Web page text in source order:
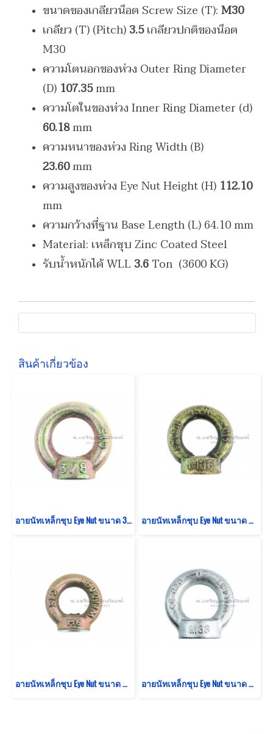
ขนาดของเกลียวน็อต Screw Size (T):M30
เกลียว (T) (Pitch)3.5เกลียวปกติของน็อต
M30
ความโตนอกของห่วง Outer Ring Diameter
(D) 107.35mm
ความโตในของห่วง Inner Ring Diameter (d)
60.18mm
ความหนาของห่วง Ring Width (B)
23.60mm
ความสูงของห่วง Eye Nut Height (H) 112.10
mm
ความกว้างที่ฐาน Base Length (L) 64.10 mm
Material: เหล็กชุบ Zinc Coated Steel
รับน้ำหนักได้ WLL3.6Ton (3600 KG)
สินค้าเกี่ยวข้อง
อายนัทเหล็กชุบ Eye Nut ขนาด 3/8" อายนัทเหล็กชุบ Eye Nut ขนาด M36 (WLL 5.1 Ton/5100 KG)
อายนัทเหล็กชุบ Eye Nut ขนาด M6 (WLL 0.09 Ton/90 KG) อายนัทเหล็กชุบ Eye Nut ขนาด M33 (WLL 4.3 Ton/4300 KG)